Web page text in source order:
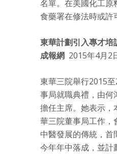
名單。在美國化工原
食藥署在修法時或許
東華計劃引入專才培
成報網 2015年4月2
東華三院舉行2015
事局就職典禮，由何
擔任主席。她表示，
華三院董事局工作，
中醫發展的傳統，首
今年年中落成，並計